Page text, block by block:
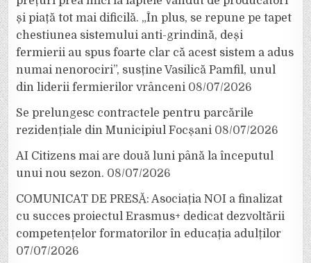
și piață tot mai dificilă. „În plus, se repune pe tapet
chestiunea sistemului anti-grindină, deși
fermierii au spus foarte clar că acest sistem a adus
numai nenorociri”, susține Vasilică Pamfil, unul
din liderii fermierilor vrânceni 08/07/2026
Se prelungesc contractele pentru parcările
rezidențiale din Municipiul Focșani 08/07/2026
AI Citizens mai are două luni până la începutul
unui nou sezon. 08/07/2026
COMUNICAT DE PRESĂ: Asociația NOI a finalizat
cu succes proiectul Erasmus+ dedicat dezvoltării
competențelor formatorilor în educația adulților
07/07/2026